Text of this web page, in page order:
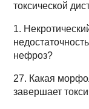
токсической
1.
нефроз?
27. Какая
завершает